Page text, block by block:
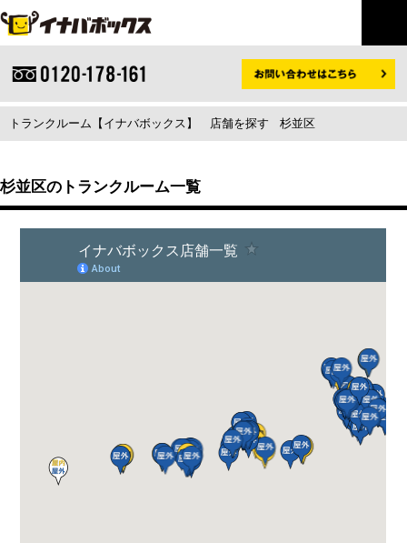
トランクルーム【イナバボックス】 店舗を探す 杉並区
杉並区のトランクルーム一覧